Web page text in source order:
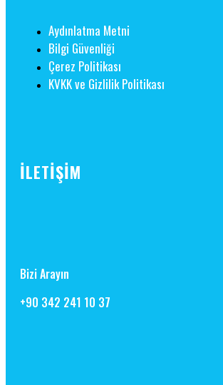
Aydınlatma Metni
Bilgi Güvenliği
Çerez Politikası
KVKK ve Gizlilik Politikası
İLETİŞİM
Bizi Arayın
+90 342 241 10 37